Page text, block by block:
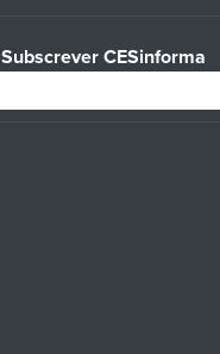
Subscrever CESinforma